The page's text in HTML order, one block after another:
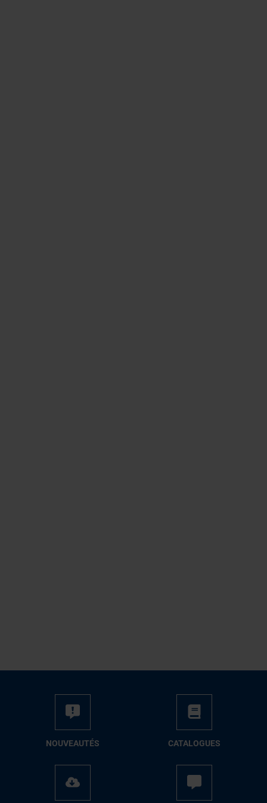
NOUVEAUTÉS CATALOGUES